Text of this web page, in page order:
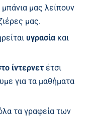
μπάνια μας λείπουν
μας.
υγρασία και
ίντερνετ έτσι
για τα μαθήματα
τα γραφεία των